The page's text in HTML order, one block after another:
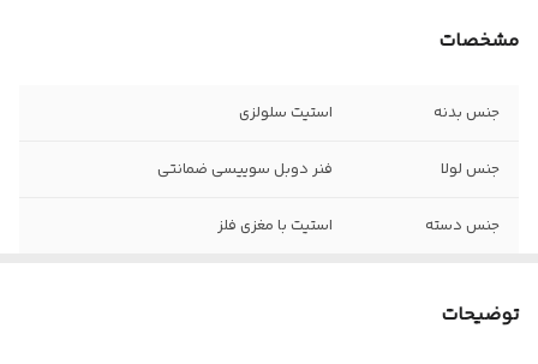
مشخصات
جنس بدنه استیت سلولزی
جنس لولا فنر دوبل سوییسی ضمانتی
جنس دسته استیت با مغزی فلز
توضیحات